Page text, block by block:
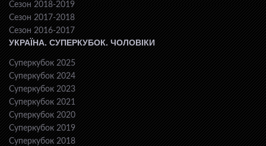
Сезон 2018-2019
Сезон 2017-2018
Сезон 2016-2017
УКРАЇНА. СУПЕРКУБОК. ЧОЛОВІКИ
Суперкубок 2025
Суперкубок 2024
Суперкубок 2023
Суперкубок 2021
Суперкубок 2020
Суперкубок 2019
Суперкубок 2018